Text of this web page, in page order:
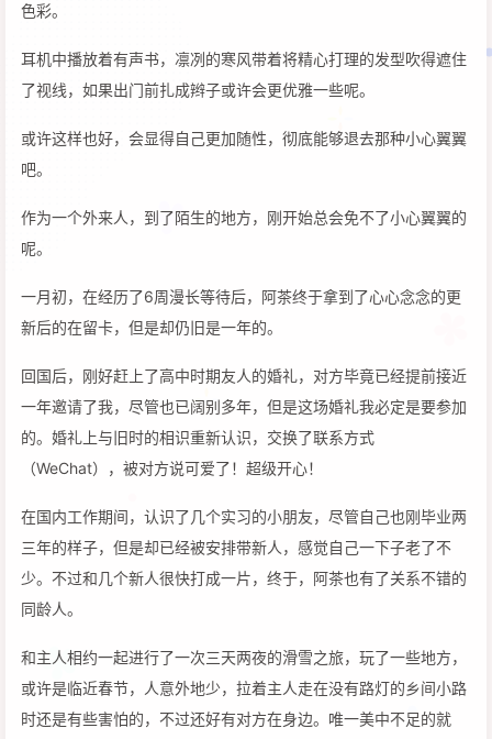
色彩。
耳机中播放着有声书，凛冽的寒风带着将精心打理的发型吹得遮住
了视线，如果出门前扎成辫子或许会更优雅一些呢。
或许这样也好，会显得自己更加随性，彻底能够退去那种小心翼翼
吧。
作为一个外来人，到了陌生的地方，刚开始总会免不了小心翼翼的
呢。
一月初，在经历了6周漫长等待后，阿茶终于拿到了心心念念的更
新后的在留卡，但是却仍旧是一年的。
回国后，刚好赶上了高中时期友人的婚礼，对方毕竟已经提前接近
一年邀请了我，尽管也已阔别多年，但是这场婚礼我必定是要参加
的。婚礼上与旧时的相识重新认识，交换了联系方式
（WeChat），被对方说可爱了！超级开心！
在国内工作期间，认识了几个实习的小朋友，尽管自己也刚毕业两
三年的样子，但是却已经被安排带新人，感觉自己一下子老了不
少。不过和几个新人很快打成一片，终于，阿茶也有了关系不错的
同龄人。
和主人相约一起进行了一次三天两夜的滑雪之旅，玩了一些地方，
或许是临近春节，人意外地少，拉着主人走在没有路灯的乡间小路
时还是有些害怕的，不过还好有对方在身边。唯一美中不足的就